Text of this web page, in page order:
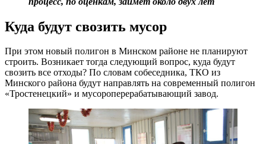
Куда будут свозить мусор
При этом новый полигон в Минском районе не планируют
строить. Возникает тогда следующий вопрос, куда будут
свозить все отходы? По словам собеседника, ТКО из
Минского района будут направлять на современный полигон
«Тростенецкий» и мусороперерабатывающий завод.